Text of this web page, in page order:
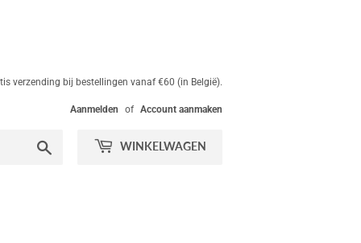
verzending bij bestellingen vanaf €60 (in België).
Aanmelden of Account aanmaken
WINKELWAGEN